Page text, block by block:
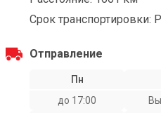
Срок транспортировки:
Отправление
Пн
до 17:00